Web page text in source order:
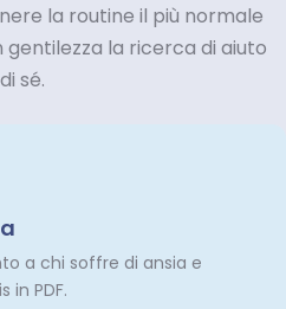
la routine il più normale
la ricerca di aiuto
sé.
a chi soffre di ansia e
in PDF.